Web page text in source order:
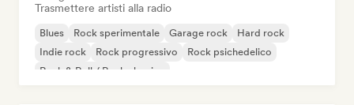
Trasmettere artisti alla radio
Blues Rock sperimentale Garage rock
Hard rock
Indie rock
Rock progressivo
Rock psichedelico
Rock & Roll / Rock classico